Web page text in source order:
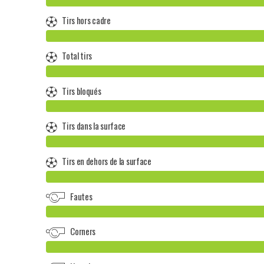
Tirs hors cadre
Total tirs
Tirs bloqués
Tirs dans la surface
Tirs en dehors de la surface
Fautes
Corners